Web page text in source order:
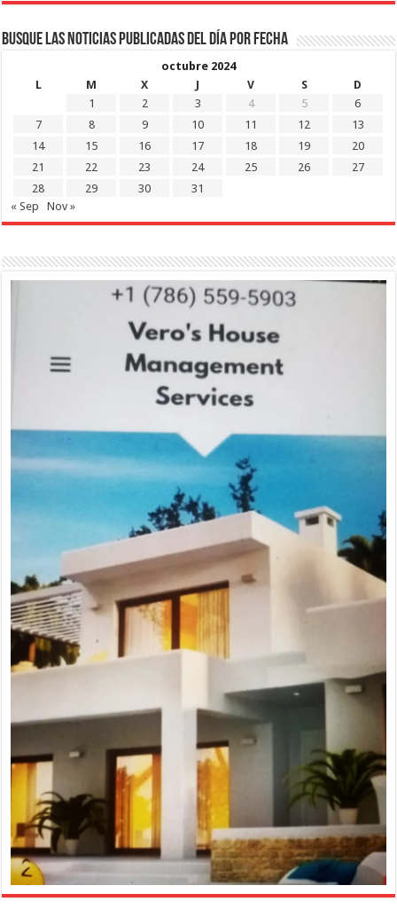
Busque las noticias publicadas del día por fecha
octubre 2024
L
M X J V S
D
1
2 3 4 5
6
7
8 9 10 11 12
13
14
15 16 17 18 19
20
21
22 23 24 25 26
27
28
29 30
31
« Sep
Nov »